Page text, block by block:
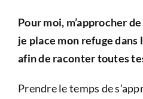
Pour moi, m’approcher
je place mon refuge dans
afin de raconter toutes
Prendre le temps de